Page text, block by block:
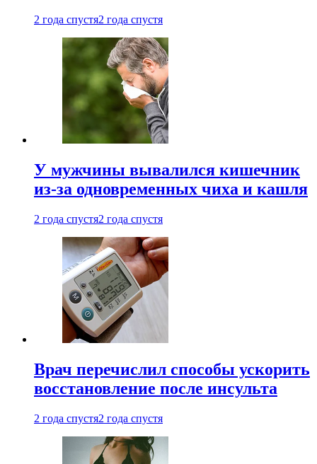
2 года спустя2 года спустя
У мужчины вывалился кишечник
из-за одновременных чиха и кашля
2 года спустя2 года спустя
Врач перечислил способы ускорить
восстановление после инсульта
2 года спустя2 года спустя